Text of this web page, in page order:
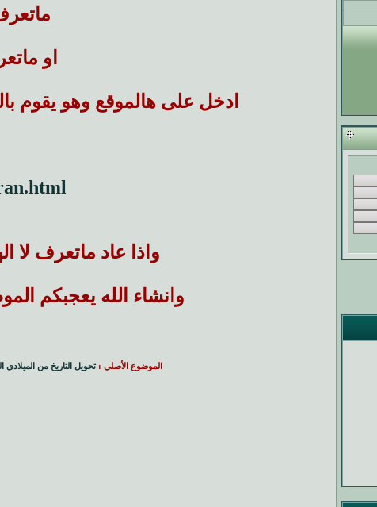
او
ادخل على هالموقع وهو يقوم
واذا عاد ماتعرف لا
وانشاء الله يعجبكم
الموضوع الأصلي :تحويل التاريخ من